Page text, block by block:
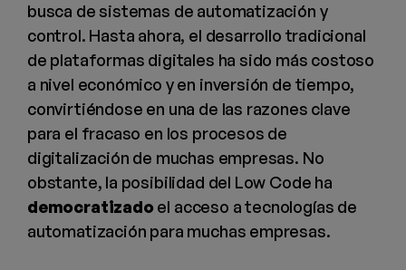
busca de sistemas de automatización y
control. Hasta ahora, el desarrollo tradicional
de plataformas digitales ha sido más costoso
a nivel económico y en inversión de tiempo,
convirtiéndose en una de las razones clave
para el fracaso en los procesos de
digitalización de muchas empresas. No
obstante, la posibilidad del Low Code ha
democratizado el acceso a tecnologías de
automatización para muchas empresas.